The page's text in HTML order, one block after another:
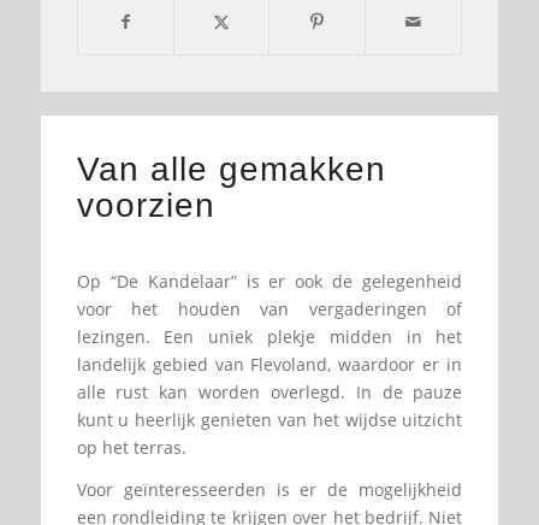
Van alle gemakken
voorzien
Op “De Kandelaar” is er ook de gelegenheid
voor het houden van vergaderingen of
lezingen. Een uniek plekje midden in het
landelijk gebied van Flevoland, waardoor er in
alle rust kan worden overlegd. In de pauze
kunt u heerlijk genieten van het wijdse uitzicht
op het terras.
Voor geïnteresseerden is er de mogelijkheid
een rondleiding te krijgen over het bedrijf. Niet